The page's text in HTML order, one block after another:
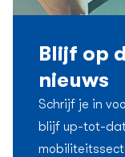
Blijf op
nieuws
Schrijf je in
blijf up-tot-